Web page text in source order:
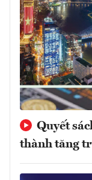
Quyết
thành tăng